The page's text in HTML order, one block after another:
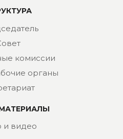
комиссии
органы
и видео